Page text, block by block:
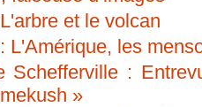
et le volcan
L'Amérique, les
Schefferville :
»